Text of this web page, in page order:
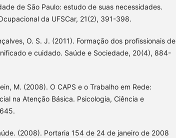
de São Paulo: estudo de suas necessidades.
da UFSCar, 21(2), 391-398.
O. S. J. (2011). Formação dos profissionais de
e cuidado. Saúde e Sociedade, 20(4), 884-
M. (2008). O CAPS e o Trabalho em Rede:
na Atenção Básica. Psicologia, Ciência e
(2008). Portaria 154 de 24 de janeiro de 2008